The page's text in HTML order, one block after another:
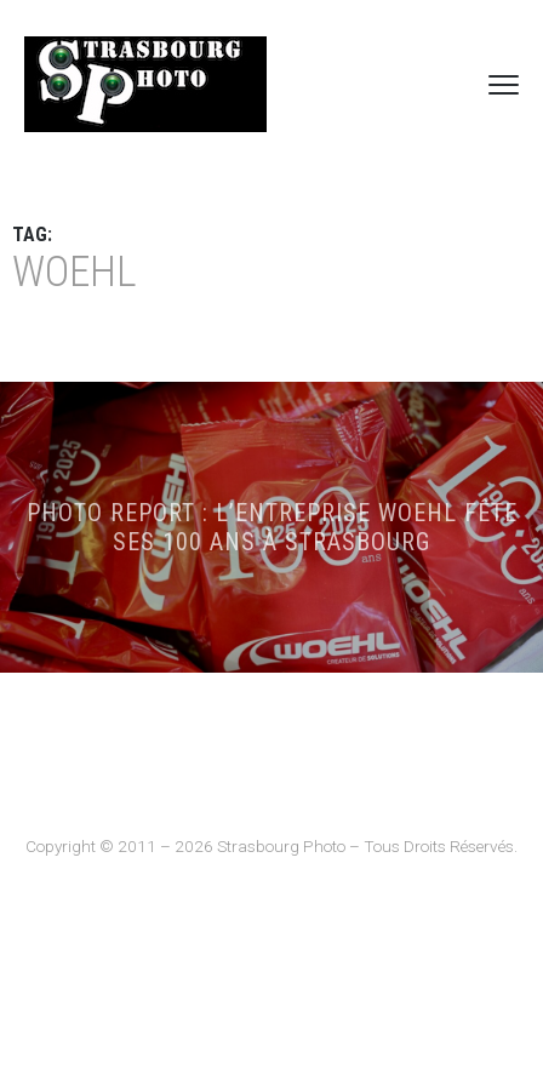
TAG:
WOEHL
PHOTO REPORT : L’ENTREPRISE WOEHL FÊTE
SES 100 ANS À STRASBOURG
Copyright © 2011 – 2026 Strasbourg Photo – Tous Droits Réservés.